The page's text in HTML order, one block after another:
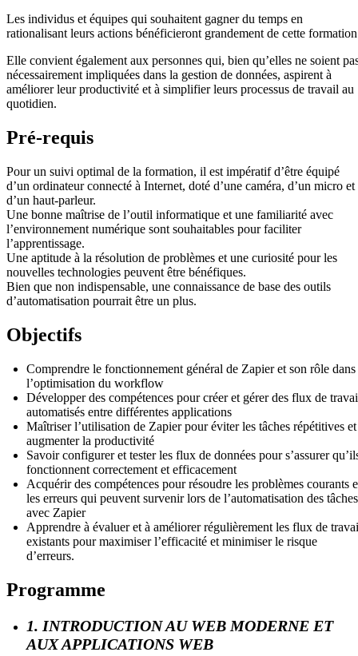
Les individus et équipes qui souhaitent gagner du temps en
rationalisant leurs actions bénéficieront grandement de cette
Elle convient également aux personnes qui, bien qu’elles ne soient
nécessairement impliquées dans la gestion de données, aspirent à
améliorer leur productivité et à simplifier leurs processus de travail au
quotidien.
Pré-requis
Pour un suivi optimal de la formation, il est impératif d’être équipé
d’un ordinateur connecté à Internet, doté d’une caméra, d’un micro et
d’un haut-parleur.
Une bonne maîtrise de l’outil informatique et une familiarité avec
l’environnement numérique sont souhaitables pour faciliter
l’apprentissage.
Une aptitude à la résolution de problèmes et une curiosité pour les
nouvelles technologies peuvent être bénéfiques.
Bien que non indispensable, une connaissance de base des outils
d’automatisation pourrait être un plus.
Objectifs
Comprendre le fonctionnement général de Zapier et son rôle dans
l’optimisation du workflow
Développer des compétences pour créer et gérer des flux de
automatisés entre différentes applications
Maîtriser l’utilisation de Zapier pour éviter les tâches répétitives et
augmenter la productivité
Savoir configurer et tester les flux de données pour s’assurer
fonctionnent correctement et efficacement
Acquérir des compétences pour résoudre les problèmes courants
les erreurs qui peuvent survenir lors de l’automatisation des tâches
avec Zapier
Apprendre à évaluer et à améliorer régulièrement les flux de
existants pour maximiser l’efficacité et minimiser le risque
d’erreurs.
Programme
1. INTRODUCTION AU WEB MODERNE ET
AUX APPLICATIONS WEB